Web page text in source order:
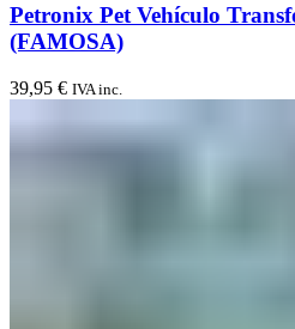
Petronix Pet Vehículo
(FAMOSA)
39,95 € IVA inc.